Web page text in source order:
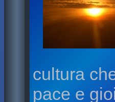
cultura
pace e